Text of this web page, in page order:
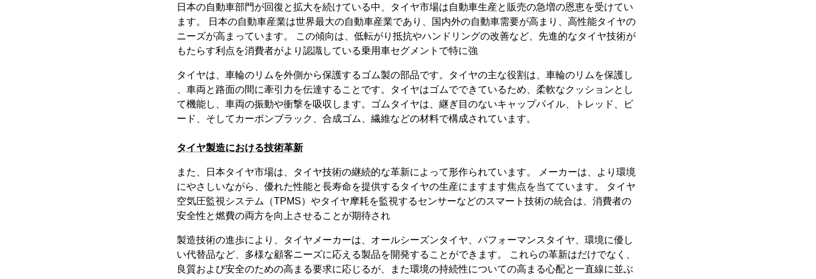
日本の自動車部門が回復と拡大を続けている中、タイヤ市場は自動車生産と販売の急増の恩恵を受けてい
ます。 日本の自動車産業は世界最大の自動車産業であり、国内外の自動車需要が高まり、高性能タイヤの
ニーズが高まっています。 この傾向は、低転がり抵抗やハンドリングの改善など、先進的なタイヤ技術が
もたらす利点を消費者がより認識している乗用車セグメントで特に強
タイヤは、車輪のリムを外側から保護するゴム製の部品です。タイヤの主な役割は、車輪のリムを保護し
、車両と路面の間に牽引力を伝達することです。タイヤはゴムでできているため、柔軟なクッションとし
て機能し、車両の振動や衝撃を吸収します。ゴムタイヤは、継ぎ目のないキャップパイル、トレッド、ビ
ード、そしてカーボンブラック、合成ゴム、繊維などの材料で構成されています。
タイヤ製造における技術革新
また、日本タイヤ市場は、タイヤ技術の継続的な革新によって形作られています。 メーカーは、より環境
にやさしいながら、優れた性能と長寿命を提供するタイヤの生産にますます焦点を当てています。 タイヤ
空気圧監視システム（TPMS）やタイヤ摩耗を監視するセンサーなどのスマート技術の統合は、消費者の
安全性と燃費の両方を向上させることが期待され
製造技術の進歩により、タイヤメーカーは、オールシーズンタイヤ、パフォーマンスタイヤ、環境に優し
い代替品など、多様な顧客ニーズに応える製品を開発することができます。 これらの革新はだけでなく、
良質および安全のための高まる要求に応じるが、また環境の持続性についての高まる心配と一直線に並ぶ